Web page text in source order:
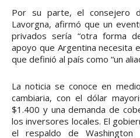
Por su parte, el consejero
Lavorgna, afirmó que un
privados sería “otra forma
apoyo que Argentina necesita
que definió al país como “un
La noticia se conoce en
cambiaria, con el dólar
$1.400 y una demanda de
los inversores locales. El
el respaldo de